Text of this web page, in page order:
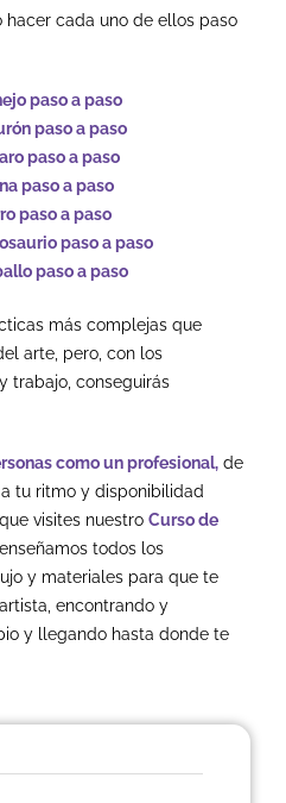
cada uno de ellos paso
paso a paso
paso a paso
paso a paso
paso a paso
paso a paso
paso a paso
paso a paso
más complejas que
arte, pero, con los
trabajo, conseguirás
como un profesional, de
tu ritmo y disponibilidad
visites nuestro Curso de
todos los
y materiales para que te
encontrando y
y llegando hasta donde te